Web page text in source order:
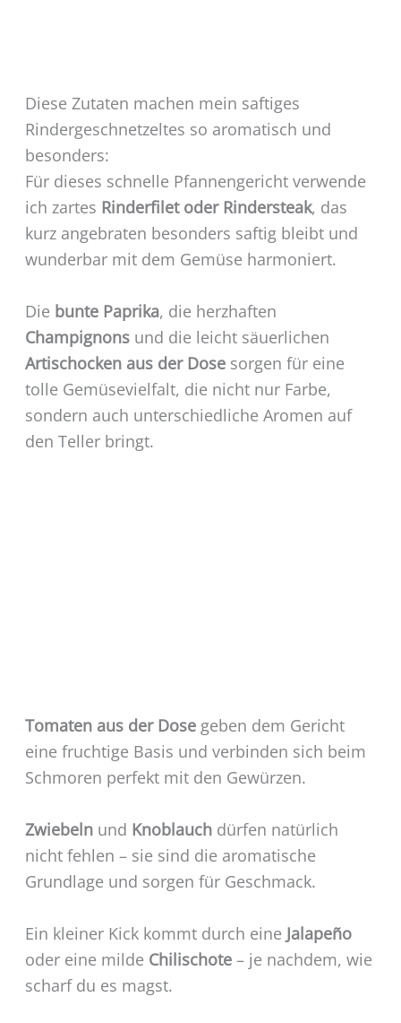
Diese Zutaten machen mein saftiges
Rindergeschnetzeltes so aromatisch und
besonders:
Für dieses schnelle Pfannengericht verwende
ich zartes Rinderfilet oder Rindersteak, das
kurz angebraten besonders saftig bleibt und
wunderbar mit dem Gemüse harmoniert.
Die bunte Paprika, die herzhaften
Champignonsund die leicht säuerlichen
Artischocken aus der Dosesorgen für eine
tolle Gemüsevielfalt, die nicht nur Farbe,
sondern auch unterschiedliche Aromen auf
den Teller bringt.
Tomaten aus der Dosegeben dem Gericht
eine fruchtige Basis und verbinden sich beim
Schmoren perfekt mit den Gewürzen.
Zwiebelnund Knoblauchdürfen natürlich
nicht fehlen – sie sind die aromatische
Grundlage und sorgen für Geschmack.
Ein kleiner Kick kommt durch eine Jalapeño
oder eine milde Chilischote– je nachdem, wie
scharf du es magst.